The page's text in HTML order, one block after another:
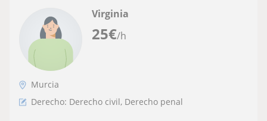
25€/h
Virginia
Murcia
Derecho: Derecho civil, Derecho penal